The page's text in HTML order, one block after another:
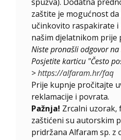
zaštite je mogućnost
učinkovito raspakirate i
našim djelatnikom prije
Niste pronašli odgovor
Posjetite karticu "Često
>https://alfaram.hr/faq
Prije kupnje pročitajte
reklamacije i povrata.
Pažnja! Zrcalni
zaštićeni su autorskim
pridržana Alfaram sp. z